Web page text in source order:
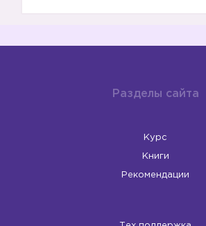
Разделы сайта
Курс
Книги
Рекомендации